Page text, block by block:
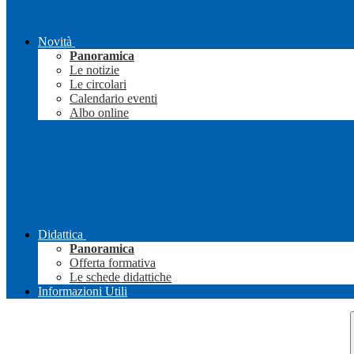
Novità
Panoramica
Le notizie
Le circolari
Calendario eventi
Albo online
Didattica
Panoramica
Offerta formativa
Le schede didattiche
Informazioni Utili